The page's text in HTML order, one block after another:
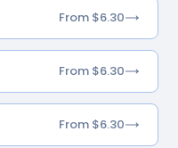
From $6.30
From $6.30
From $6.30